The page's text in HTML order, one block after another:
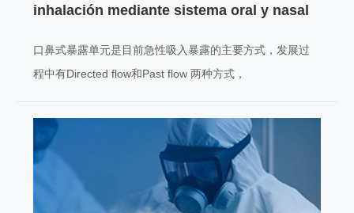
inhalación mediante sistema oral y nasal
口鼻式暴露单元是目前急性吸入暴露的主要方式，发展过
程中有Directed flow和Past flow 两种方式，